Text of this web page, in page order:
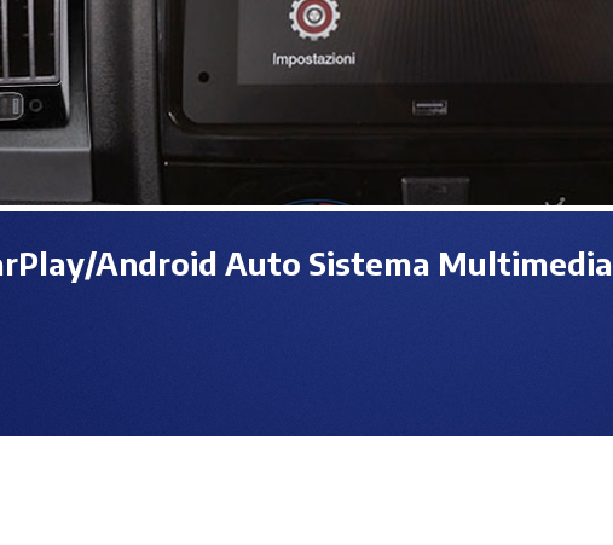
Android Auto Sistema Multimedia